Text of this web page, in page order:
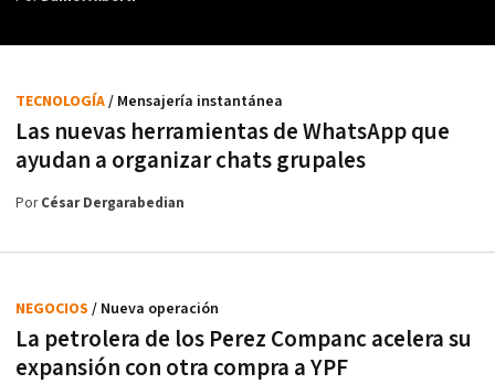
Las nuevas herramientas de WhatsApp que
ayudan a organizar chats grupales
TECNOLOGÍA/ Mensajería instantánea
PorCésar Dergarabedian
La petrolera de los Perez Companc acelera su
expansión con otra compra a YPF
NEGOCIOS / Nueva operación